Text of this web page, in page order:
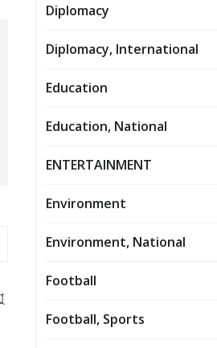
Diplomacy
Diplomacy, International
Education
Education, National
ENTERTAINMENT
Environment
Environment, National
Football
Football, Sports